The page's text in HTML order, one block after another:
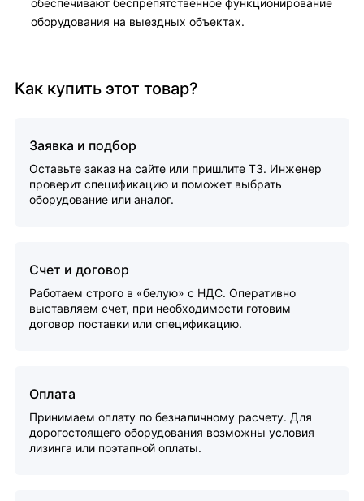
обеспечивают беспрепятственное функционирование
оборудования на выездных объектах.
Как купить этот товар?
Заявка и подбор
Оставьте заказ на сайте или пришлите ТЗ. Инженер
проверит спецификацию и поможет выбрать
оборудование или аналог.
Счет и договор
Работаем строго в «белую» с НДС. Оперативно
выставляем счет, при необходимости готовим
договор поставки или спецификацию.
Оплата
Принимаем оплату по безналичному расчету. Для
дорогостоящего оборудования возможны условия
лизинга или поэтапной оплаты.